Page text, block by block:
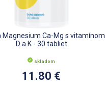
Magnesium Ca-Mg s vitamínom
D a K - 30 tabliet
skladom
11.80 €